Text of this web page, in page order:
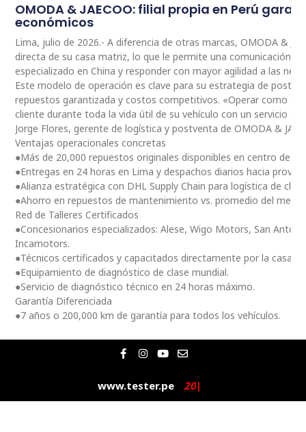
OMODA & JAECOO: filial propia en Perú
económicos
Lima, julio de 2026.- A diferencia de otras marcas, OMODA &
directa de su casa matriz, lo que le permite una comunicación
especializado en China y responder con mayor agilidad a las
Este modelo de operación es clave para su estrategia de
repuestos garantizada y costos competitivos. «Operar como
cliente durante toda la vida útil de su vehículo con un servicio
Jorge Flores, gerente de logística y postventa de OMODA &
Ventajas operacionales concretas
●Más de 20,000 repuestos originales disponibles en centro de
●Entregas en 24 horas en Lima y despachos diarios hacia
●Alianza estratégica con DHL Supply Chain para logística de
●Ahorro en repuestos de mantenimiento vs. promedio del
Red de Talleres Certificados
●Concesionarios especializados: Alese, Wigo Motors, San
Incamotors.
●Técnicos certificados y capacitados directamente por la casa
●Equipamiento de diagnóstico de clase mundial.
●Servicio de diagnóstico técnico en 24 horas máximo.
Garantía Diferenciada
●7 años o 200,000 km de garantía para todos los vehículos.
F
a
e
b
o
I
n
t
a
g
Y
o
t
u
b
E
n
e
l
o
www.tester.pe 202|